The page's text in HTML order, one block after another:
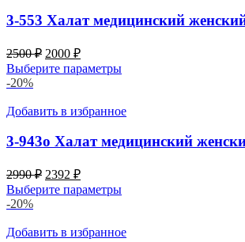
3-553 Халат медицинский
2500₽ Первоначальная
цена
составляла
2000 ₽Текущая
цена:
Выберите параметры
-20%
Добавить в избранное
3-943о Халат медицинский
2990₽ Первоначальная
цена
составляла
2392 ₽Текущая
цена:
Выберите параметры
-20%
Добавить в избранное